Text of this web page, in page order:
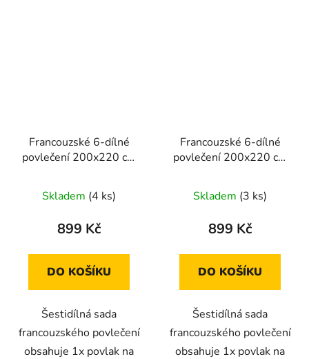
Francouzské 6-dílné
povlečení 200x220 cm
Skladem (4 ks)
899 Kč
DO KOŠÍKU
Šestidílná sada
francouzského povlečení
obsahuje 1x povlak na
Francouzské 6-dílné
povlečení 200x220 cm
větví)
Skladem (3 ks)
899 Kč
DO KOŠÍKU
Šestidílná sada
francouzského povlečení
obsahuje 1x povlak na